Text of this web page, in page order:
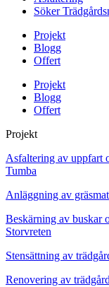
Söker
Projekt
Blogg
Offert
Projekt
Blogg
Offert
Projekt
Asfaltering av uppfart
Tumba
Anläggning av
Beskärning av buskar
Storvreten
Stensättning av
Renovering av